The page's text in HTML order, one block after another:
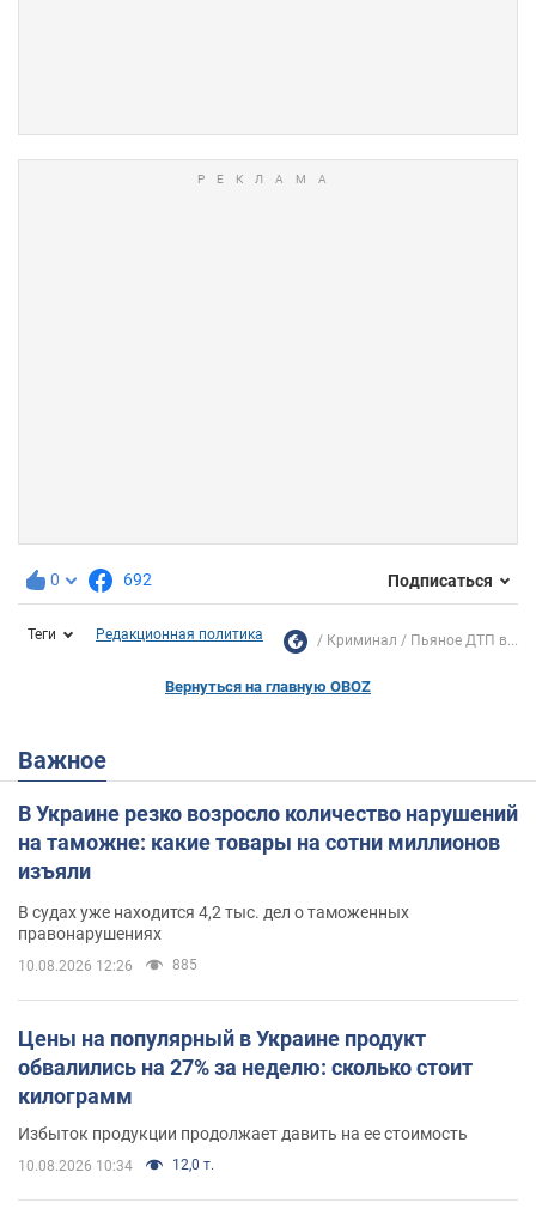
0 692 Подписаться
Теги Редакционная политика Криминал Пьяное ДТП в...
Вернуться на главную OBOZ
Важное
В Украине резко возросло количество нарушений
на таможне: какие товары на сотни миллионов
изъяли
В судах уже находится 4,2 тыс. дел о таможенных
правонарушениях
10.08.2026 12:26 885
Цены на популярный в Украине продукт
обвалились на 27% за неделю: сколько стоит
килограмм
Избыток продукции продолжает давить на ее стоимость
10.08.2026 10:34 12,0 т.